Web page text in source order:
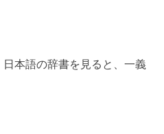
日本語の辞書を見ると、一義